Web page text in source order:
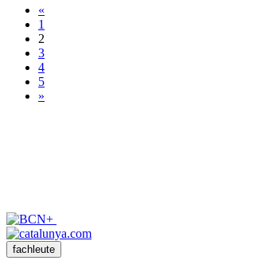
«
1
2
3
4
5
»
fachleute